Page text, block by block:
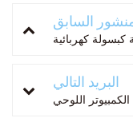
السابق
كبسولة كهربائية
البريد التالي
اللوحي